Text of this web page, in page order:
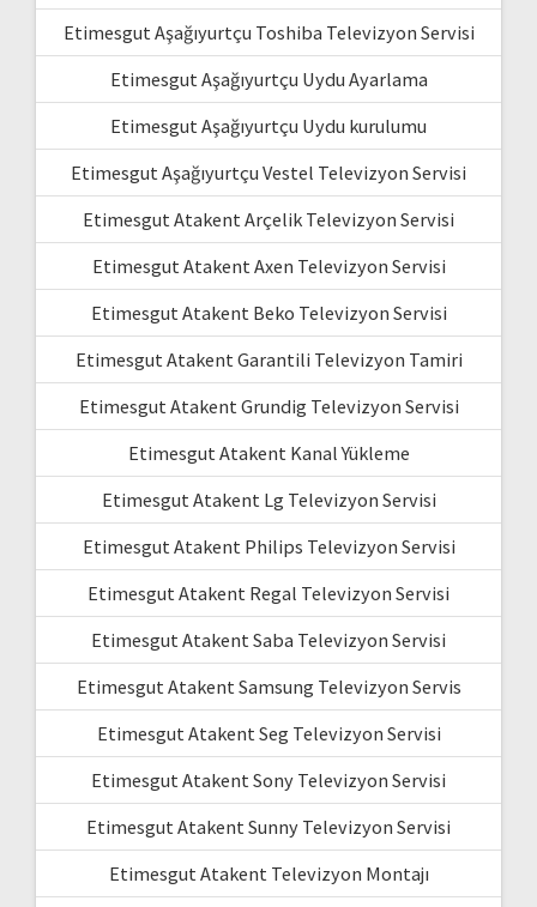
Etimesgut Aşağıyurtçu Toshiba Televizyon Servisi
Etimesgut Aşağıyurtçu Uydu Ayarlama
Etimesgut Aşağıyurtçu Uydu kurulumu
Etimesgut Aşağıyurtçu Vestel Televizyon Servisi
Etimesgut Atakent Arçelik Televizyon Servisi
Etimesgut Atakent Axen Televizyon Servisi
Etimesgut Atakent Beko Televizyon Servisi
Etimesgut Atakent Garantili Televizyon Tamiri
Etimesgut Atakent Grundig Televizyon Servisi
Etimesgut Atakent Kanal Yükleme
Etimesgut Atakent Lg Televizyon Servisi
Etimesgut Atakent Philips Televizyon Servisi
Etimesgut Atakent Regal Televizyon Servisi
Etimesgut Atakent Saba Televizyon Servisi
Etimesgut Atakent Samsung Televizyon Servis
Etimesgut Atakent Seg Televizyon Servisi
Etimesgut Atakent Sony Televizyon Servisi
Etimesgut Atakent Sunny Televizyon Servisi
Etimesgut Atakent Televizyon Montajı